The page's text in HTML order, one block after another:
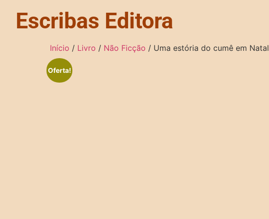
Escribas Editora
Início / Livro / Não Ficção / Uma estória do cumê em Natal
Oferta!